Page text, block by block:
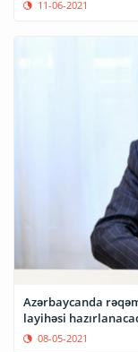
11-06-2021
Azərbaycanda
layihəsi
08-05-2021